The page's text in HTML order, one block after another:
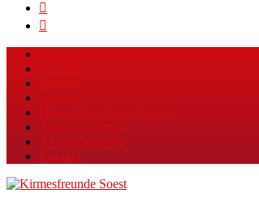
Historischer Kassenwagen
Aufnahmeantrag
Ansprechpartner
Kontakt